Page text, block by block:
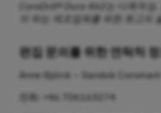
CoroDrill® Dura 462는 다목적
자 하는 제조업체를 위한 최고의
편집 문의를 위한 연락처 정
Anne Björck – Sandvik